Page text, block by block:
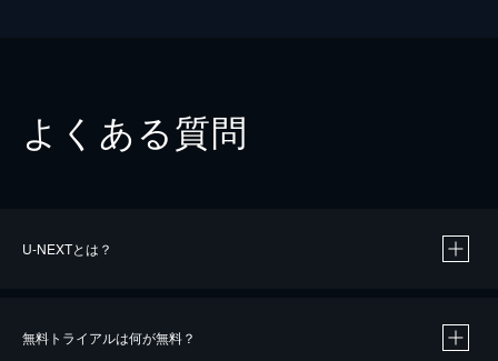
よくある質問
U-NEXTとは？
無料トライアルは何が無料？